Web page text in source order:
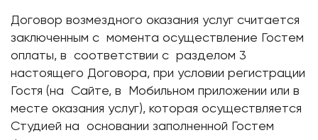
Договор возмездного оказания услуг считается
заключенным с момента осуществление Гостем
оплаты, в соответствии с разделом 3
настоящего Договора, при условии регистрации
Гостя (на Сайте, в Мобильном приложении или в
месте оказания услуг), которая осуществляется
Студией на основании заполненной Гостем